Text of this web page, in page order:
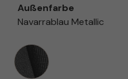
Außenfarbe
Navarrablau Metallic
Innenausstattung